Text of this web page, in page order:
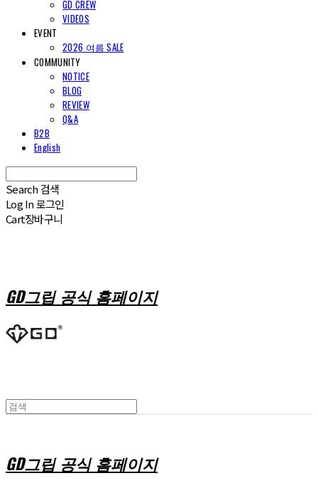
GD CREW
VIDEOS
EVENT
2026 여름 SALE
COMMUNITY
NOTICE
BLOG
REVIEW
Q&A
B2B
English
Search 검색
Log In로그인
Cart장바구니
GD그립 공식 홈페이지
GD그립 공식 홈페이지